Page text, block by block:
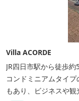
Villa ACORDE
JR四日市駅から徒歩
コンドミニアムタイ
もあり、ビジネスや観